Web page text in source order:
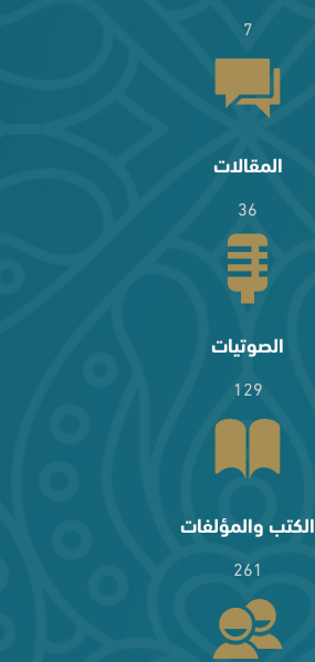
7
المقالات
36
الصوتيات
129
الكتب والمؤلفات
261